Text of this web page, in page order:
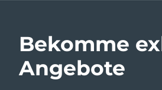
Bekomme
Angebote